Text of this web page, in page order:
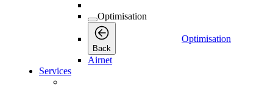
Optimisation
Back
Optimisation
Airnet
Services